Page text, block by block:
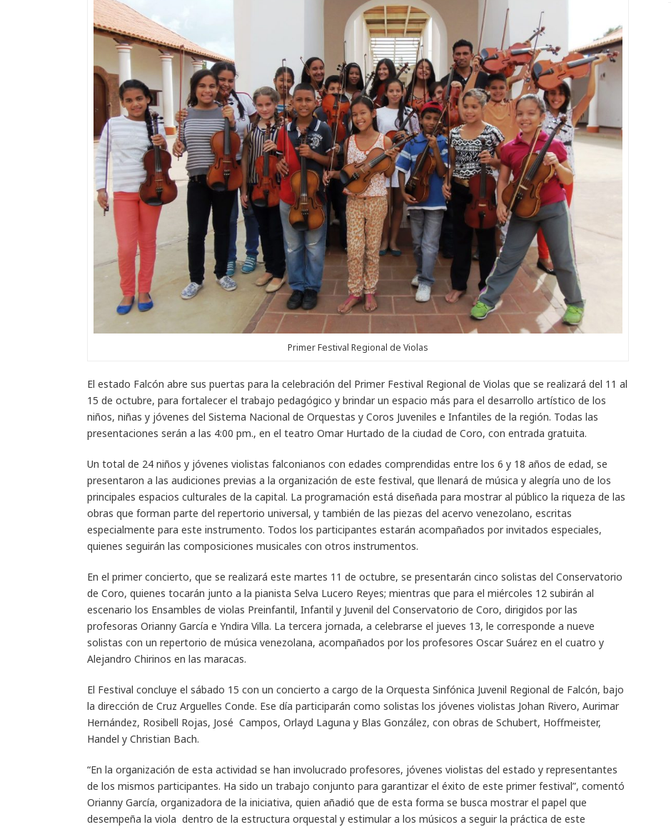
Primer Festival Regional de Violas
El estado Falcón abre sus puertas para la celebración del Primer Festival Regional de Violas que se realizará del 11 al
15 de octubre, para fortalecer el trabajo pedagógico y brindar un espacio más para el desarrollo artístico de los
niños, niñas y jóvenes del Sistema Nacional de Orquestas y Coros Juveniles e Infantiles de la región. Todas las
presentaciones serán a las 4:00 pm., en el teatro Omar Hurtado de la ciudad de Coro, con entrada gratuita.
Un total de 24 niños y jóvenes violistas falconianos con edades comprendidas entre los 6 y 18 años de edad, se
presentaron a las audiciones previas a la organización de este festival, que llenará de música y alegría uno de los
principales espacios culturales de la capital. La programación está diseñada para mostrar al público la riqueza de las
obras que forman parte del repertorio universal, y también de las piezas del acervo venezolano, escritas
especialmente para este instrumento. Todos los participantes estarán acompañados por invitados especiales,
quienes seguirán las composiciones musicales con otros instrumentos.
En el primer concierto, que se realizará este martes 11 de octubre, se presentarán cinco solistas del Conservatorio
de Coro, quienes tocarán junto a la pianista Selva Lucero Reyes; mientras que para el miércoles 12 subirán al
escenario los Ensambles de violas Preinfantil, Infantil y Juvenil del Conservatorio de Coro, dirigidos por las
profesoras Orianny García e Yndira Villa. La tercera jornada, a celebrarse el jueves 13, le corresponde a nueve
solistas con un repertorio de música venezolana, acompañados por los profesores Oscar Suárez en el cuatro y
Alejandro Chirinos en las maracas.
El Festival concluye el sábado 15 con un concierto a cargo de la Orquesta Sinfónica Juvenil Regional de Falcón, bajo
la dirección de Cruz Arguelles Conde. Ese día participarán como solistas los jóvenes violistas Johan Rivero, Aurimar
Hernández, Rosibell Rojas, José Campos, Orlayd Laguna y Blas González, con obras de Schubert, Hoffmeister,
Handel y Christian Bach.
“En la organización de esta actividad se han involucrado profesores, jóvenes violistas del estado y representantes
de los mismos participantes. Ha sido un trabajo conjunto para garantizar el éxito de este primer festival”, comentó
Orianny García, organizadora de la iniciativa, quien añadió que de esta forma se busca mostrar el papel que
desempeña la viola dentro de la estructura orquestal y estimular a los músicos a seguir la práctica de este